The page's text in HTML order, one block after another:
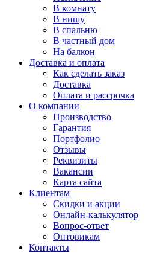
В комнату
В нишу
В спальню
В частный дом
На балкон
Доставка и оплата
Как сделать заказ
Доставка
Оплата и рассрочка
О компании
Производство
Гарантия
Портфолио
Отзывы
Реквизиты
Вакансии
Карта сайта
Клиентам
Скидки и акции
Онлайн-калькулятор
Вопрос-ответ
Оптовикам
Контакты